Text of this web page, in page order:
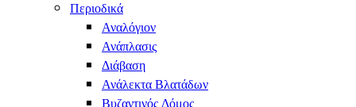
Περιοδικά
Αναλόγιον
Ανάπλασις
Διάβαση
Ανάλεκτα Βλατάδων
Βυζαντινός Δόμος